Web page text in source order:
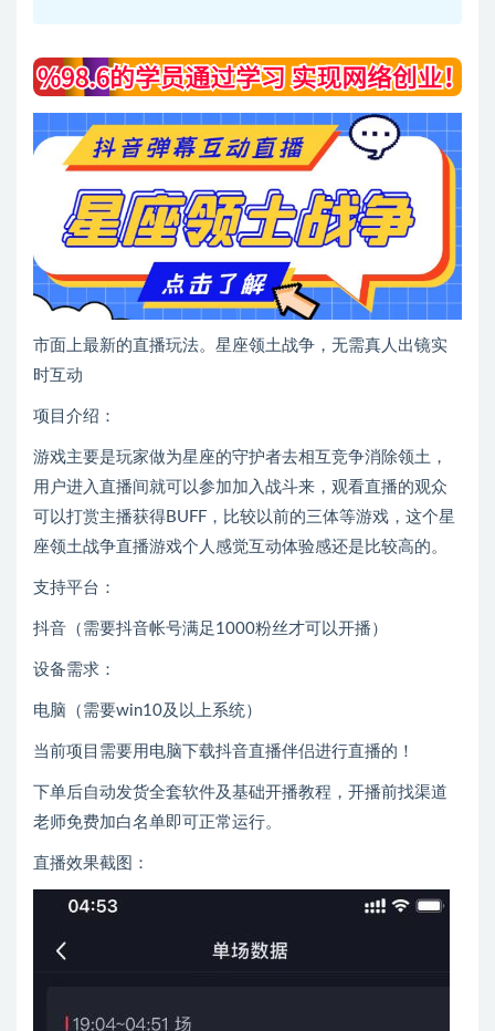
市面上最新的直播玩法。星座领土战争，无需真人出镜实
时互动
项目介绍：
游戏主要是玩家做为星座的守护者去相互竞争消除领土，
用户进入直播间就可以参加加入战斗来，观看直播的观众
可以打赏主播获得BUFF，比较以前的三体等游戏，这个星
座领土战争直播游戏个人感觉互动体验感还是比较高的。
支持平台：
抖音（需要抖音帐号满足1000粉丝才可以开播）
设备需求：
电脑（需要win10及以上系统）
当前项目需要用电脑下载抖音直播伴侣进行直播的！
下单后自动发货全套软件及基础开播教程，开播前找渠道
老师免费加白名单即可正常运行。
直播效果截图：